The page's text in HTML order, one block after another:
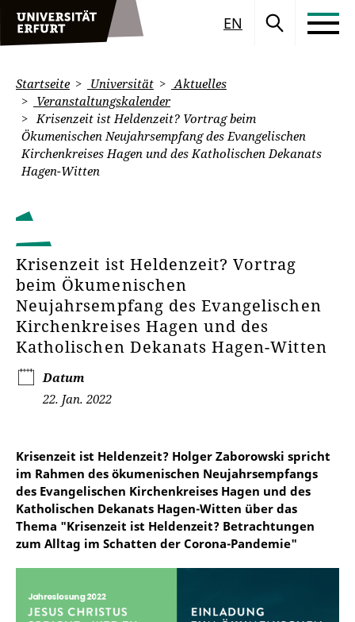
EN
Startseite Universität
Aktuelles
Veranstaltungskalender
Krisenzeit ist Heldenzeit? Vortrag beim
Ökumenischen Neujahrsempfang des Evangelischen
Kirchenkreises Hagen und des Katholischen Dekanats
Hagen-Witten
Krisenzeit ist Heldenzeit? Vortrag
beim Ökumenischen
Neujahrsempfang des Evangelischen
Kirchenkreises Hagen und des
Katholischen Dekanats Hagen-Witten
Datum
22. Jan. 2022
Krisenzeit ist Heldenzeit? Holger Zaborowski spricht
im Rahmen des ökumenischen Neujahrsempfangs
des Evangelischen Kirchenkreises Hagen und des
Katholischen Dekanats Hagen-Witten über das
Thema "Krisenzeit ist Heldenzeit? Betrachtungen
zum Alltag im Schatten der Corona-Pandemie"